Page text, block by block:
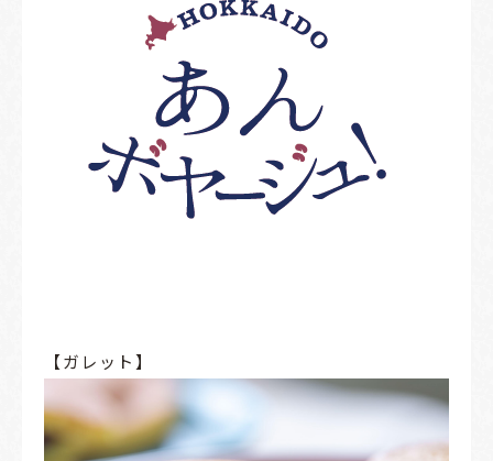
【ガレット】